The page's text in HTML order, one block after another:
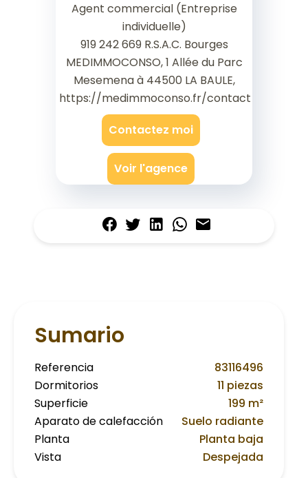
Agent commercial (Entreprise
individuelle)
919 242 669 R.S.A.C. Bourges
MEDIMMOCONSO, 1 Allée du Parc
Mesemena à 44500 LA BAULE,
https://medimmoconso.fr/contact
Contactez moi
Voir l'agence
Sumario
Referencia
83116496
Dormitorios
11 piezas
Superficie
199 m²
Aparato de calefacción
Suelo radiante
Planta
Planta baja
Vista
Despejada